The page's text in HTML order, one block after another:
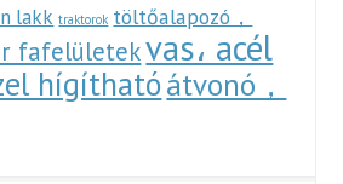
lakk traktorok töltőalapozó，
fafelületekvas، acél
hígíthatóátvonó，